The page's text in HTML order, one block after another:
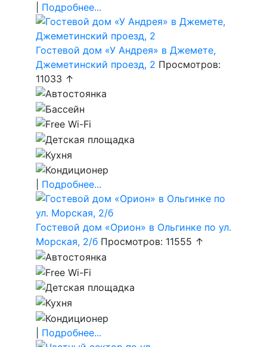
Подробнее...
Гостевой дом «У Андрея» в Джемете,
Джеметинский проезд, 2 Просмотров:
11033 ↑
Подробнее...
Гостевой дом «Орион» в Ольгинке по ул.
Морская, 2/б Просмотров: 11555 ↑
Подробнее...